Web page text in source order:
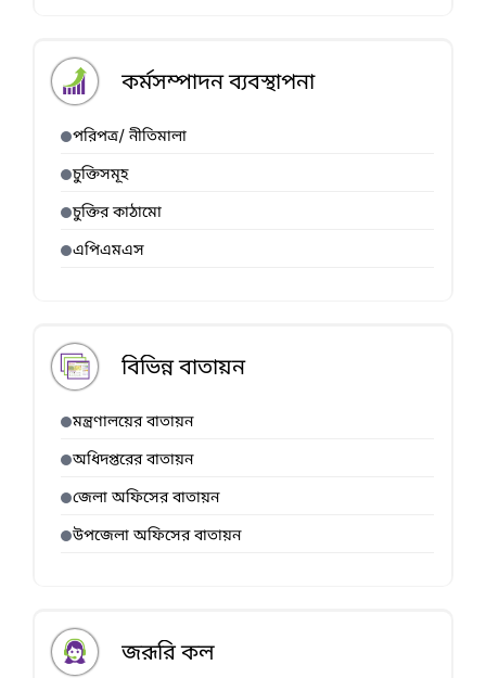
কর্মসম্পাদন ব্যবস্থাপনা
পরিপত্র/ নীতিমালা
চুক্তিসমূহ
চুক্তির কাঠামো
এপিএমএস
বিভিন্ন বাতায়ন
মন্ত্রণালয়ের বাতায়ন
অধিদপ্তরের বাতায়ন
জেলা অফিসের বাতায়ন
উপজেলা অফিসের বাতায়ন
জরূরি কল